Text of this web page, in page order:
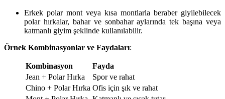
Erkek polar mont veya kısa montlarla beraber giyilebilecek
polar hırkalar, bahar ve sonbahar aylarında tek başına veya
katmanlı giyim şeklinde kullanılabilir.
Örnek Kombinasyonlar ve Faydaları:
Kombinasyon
Fayda
Jean + Polar Hırka
Spor ve rahat
Chino + Polar Hırka Ofis için şık ve rahat